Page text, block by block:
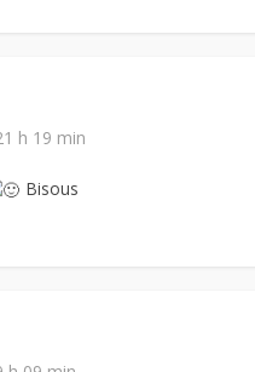
h 19 min
Bisous